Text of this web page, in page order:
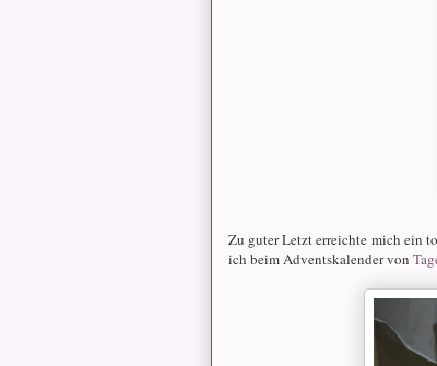
Zu guter Letzt erreichte mich ein
ich beim Adventskalender von